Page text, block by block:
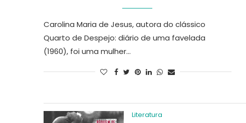
Carolina Maria de Jesus, autora do clássico
Quarto de Despejo: diário de uma favelada
(1960), foi uma mulher…
Literatura